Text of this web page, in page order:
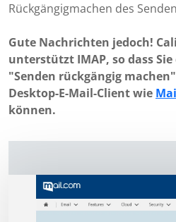
Rückgängigmachen des
Gute Nachrichten jedoch!
unterstützt IMAP, so dass
"Senden rückgängig
Desktop-E-Mail-Client wie
können.